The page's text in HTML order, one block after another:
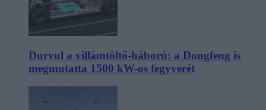
Durvul a villámtöltő-háború: a Dongfeng is
megmutatta 1500 kW-os fegyverét